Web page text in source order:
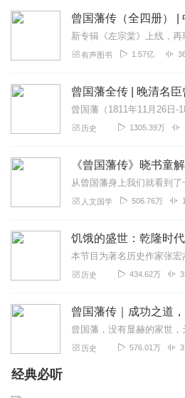
有声图书 1.57亿
曾国藩全传 | 晚清名
历史 1305.39万
《曾国藩传》晓书童
人文国学 506.76万
历史 434.62万
历史 576.01万
经典必听